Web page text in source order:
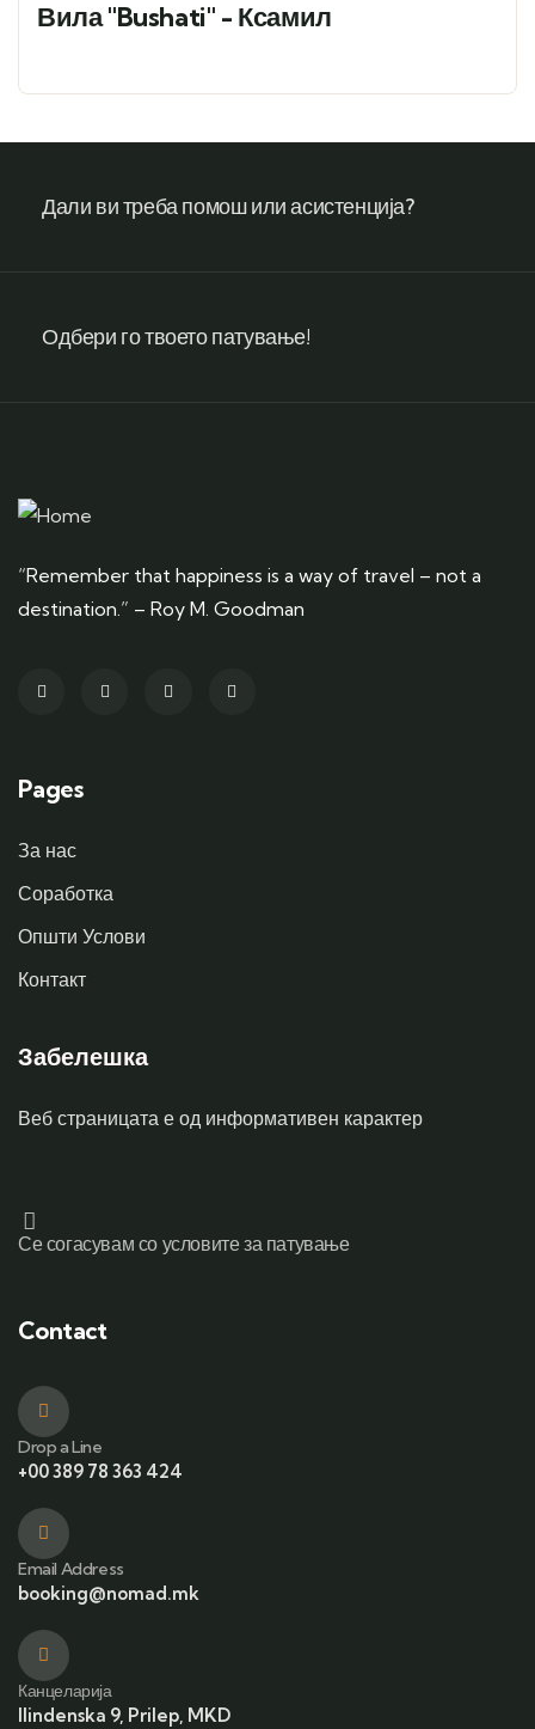
Вила "Bushati" - Ксамил
Дали ви треба помош или асистенција?
Одбери го твоето патување!
“Remember that happiness is a way of travel – not a
destination.” – Roy M. Goodman
Pages
За нас
Соработка
Општи Услови
Контакт
Забелешка
Веб страницата е од информативен карактер
Се согасувам со условите за патување
Contact
Drop a Line
+00 389 78 363 424
Email Address
booking@nomad.mk
Канцеларија
Ilindenska 9, Prilep, MKD